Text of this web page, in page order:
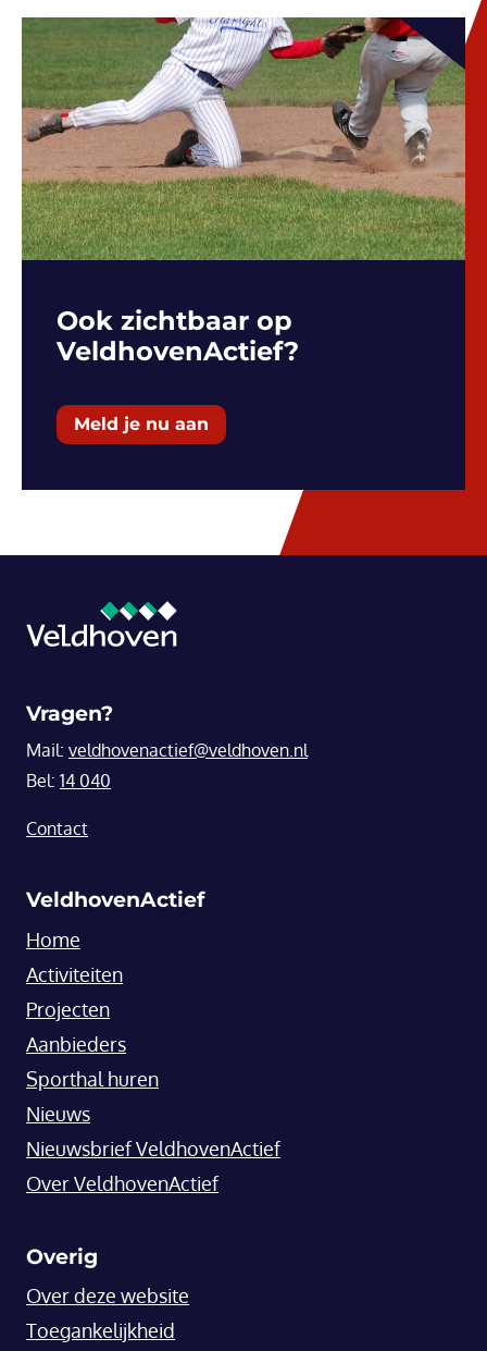
Ook zichtbaar op
VeldhovenActief?
Meld je nu aan
Vragen?
Mail: veldhovenactief@veldhoven.nl
Bel: 14 040
Contact
VeldhovenActief
Home
Activiteiten
Projecten
Aanbieders
Sporthal huren
Nieuws
Nieuwsbrief VeldhovenActief
Over VeldhovenActief
Overig
Over deze website
Toegankelijkheid